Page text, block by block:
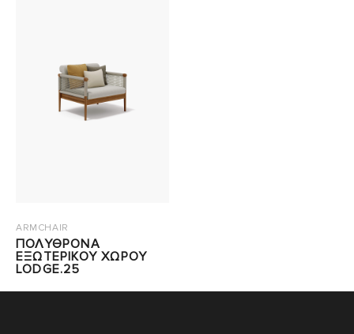
ARMCHAIR
ΠΟΛΥΘΡΟΝΑ
ΕΞΩΤΕΡΙΚΟΥ ΧΩΡΟΥ
LODGE.25